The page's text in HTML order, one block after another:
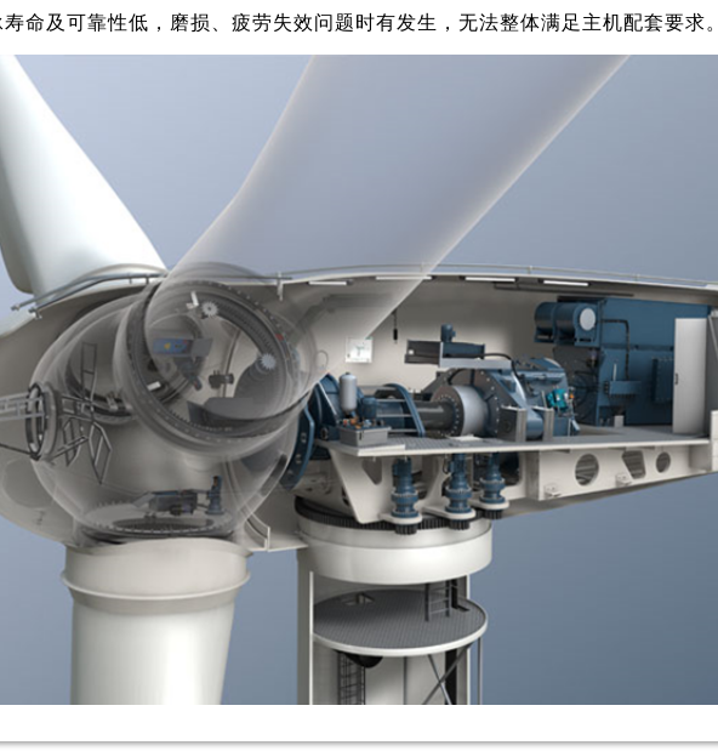
命及可靠性低，磨损、疲劳失效问题时有发生，无法整体满足主机配套要求。